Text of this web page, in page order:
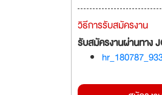
วิธีการรับสมัครงาน
รับสมัครงานผ่านทาง